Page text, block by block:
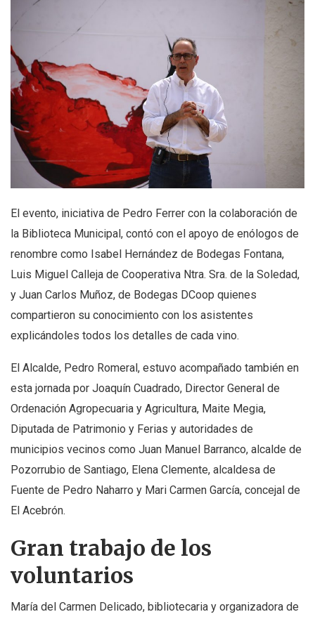
El evento, iniciativa de Pedro Ferrer con la colaboración de
la Biblioteca Municipal, contó con el apoyo de enólogos de
renombre como Isabel Hernández de Bodegas Fontana,
Luis Miguel Calleja de Cooperativa Ntra. Sra. de la Soledad,
y Juan Carlos Muñoz, de Bodegas DCoop quienes
compartieron su conocimiento con los asistentes
explicándoles todos los detalles de cada vino.
El Alcalde, Pedro Romeral, estuvo acompañado también en
esta jornada por Joaquín Cuadrado, Director General de
Ordenación Agropecuaria y Agricultura, Maite Megia,
Diputada de Patrimonio y Ferias y autoridades de
municipios vecinos como Juan Manuel Barranco, alcalde de
Pozorrubio de Santiago, Elena Clemente, alcaldesa de
Fuente de Pedro Naharro y Mari Carmen García, concejal de
El Acebrón.
Gran trabajo de los
voluntarios
María del Carmen Delicado, bibliotecaria y organizadora de